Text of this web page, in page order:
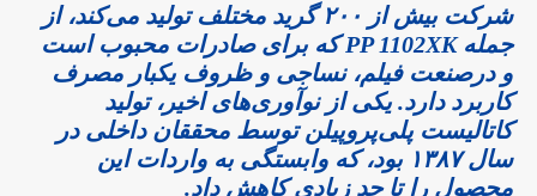
شرکت بیش از ۲۰۰ گرید مختلف تولید می‌کند، از
جمله PP 1102XK که برای صادرات محبوب است
و درصنعت فیلم‌، نساجی و ظروف یکبار مصرف
کاربرد دارد. یکی از نوآوری‌های اخیر، تولید
کاتالیست پلی‌پروپیلن توسط محققان داخلی در
سال ۱۳۸۷ بود، که وابستگی به واردات این
محصول را تا حد زیادی کاهش داد.